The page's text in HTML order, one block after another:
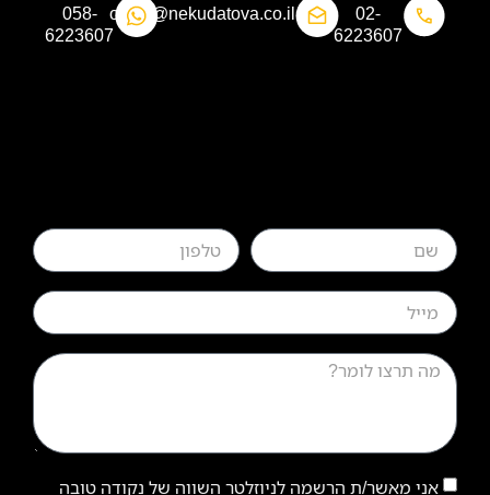
02-
6223607
office@nekudatova.co.il​
058-
6223607​
אני מאשר/ת הרשמה לניוזלטר השווה של נקודה טובה